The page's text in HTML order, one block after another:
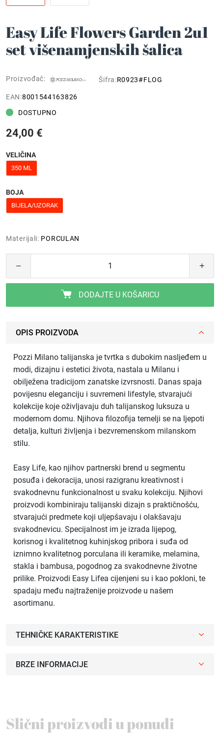
Easy Life Flowers Garden 2u1
set višenamjenskih šalica
Proizvođač: Šifra:R0923#FLOG
EAN:8001544163826
DOSTUPNO
24,00 €
VELIČINA
350 ML
BOJA
BIJELA/UZORAK
Materijali: PORCULAN
DODAJTE U KOŠARICU
OPIS PROIZVODA
Pozzi Milano talijanska je tvrtka s dubokim nasljeđem u
modi, dizajnu i estetici života, nastala u Milanu i
obilježena tradicijom zanatske izvrsnosti. Danas spaja
povijesnu eleganciju i suvremeni lifestyle, stvarajući
kolekcije koje oživljavaju duh talijanskog luksuza u
modernom domu. Njihova filozofija temelji se na ljepoti
detalja, kulturi življenja i bezvremenskom milanskom
stilu.
Easy Life, kao njihov partnerski brend u segmentu
posuđa i dekoracija, unosi razigranu kreativnost i
svakodnevnu funkcionalnost u svaku kolekciju. Njihovi
proizvodi kombiniraju talijanski dizajn s praktičnošću,
stvarajući predmete koji uljepšavaju i olakšavaju
svakodnevicu. Specijalnost im je izrada lijepog,
korisnog i kvalitetnog kuhinjskog pribora i suđa od
iznimno kvalitetnog porculana ili keramike, melamina,
stakla i bambusa, pogodnog za svakodnevne životne
prilike. Proizvodi Easy Lifea cijenjeni su i kao pokloni, te
spadaju među najtraženije proizvode u našem
asortimanu.
TEHNIČKE KARAKTERISTIKE
BRZE INFORMACIJE
Slični proizvodi u ponudi